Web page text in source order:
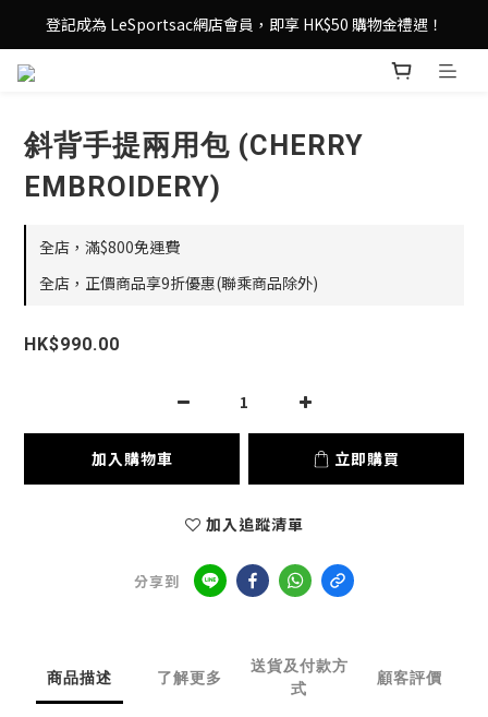
登記成為 LeSportsac網店會員，即享 HK$50 購物金禮遇！
登記成為 LeSportsac網店會員，即享 HK$50 購物金禮遇！
滿 $800尊享港澳免費送貨，購物從此更輕鬆自在！
斜背手提兩用包 (CHERRY
EMBROIDERY)
全店，滿$800免運費
全店，正價商品享9折優惠(聯乘商品除外)
HK$990.00
加入購物車 立即購買
加入追蹤清單
分享到
商品描述 了解更多
送貨及付款方
式
顧客評價